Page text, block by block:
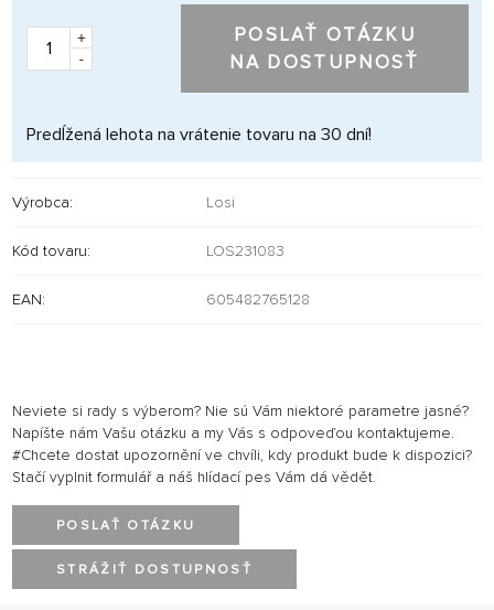
+
-
POSLAŤ OTÁZKU
NA DOSTUPNOSŤ
Predĺžená lehota na vrátenie tovaru na 30 dní!
Výrobca: Losi
Kód tovaru: LOS231083
EAN: 605482765128
Neviete si rady s výberom? Nie sú Vám niektoré parametre jasné?
Napíšte nám Vašu otázku a my Vás s odpoveďou kontaktujeme.
#Chcete dostat upozornění ve chvíli, kdy produkt bude k dispozici?
Stačí vyplnit formulář a náš hlídací pes Vám dá vědět.
POSLAŤ OTÁZKU
STRÁŽIŤ DOSTUPNOSŤ